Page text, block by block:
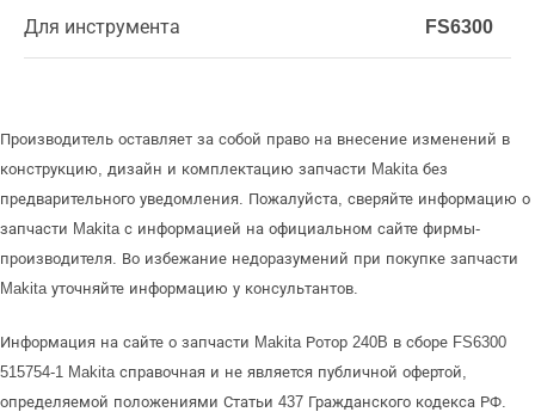
Для инструмента FS6300
Производитель оставляет за собой право на внесение изменений в
конструкцию, дизайн и комплектацию запчасти Makita без
предварительного уведомления. Пожалуйста, сверяйте информацию о
запчасти Makita с информацией на официальном сайте фирмы-
производителя. Во избежание недоразумений при покупке запчасти
Makita уточняйте информацию у консультантов.
Информация на сайте о запчасти Makita Ротор 240B в сборе FS6300
515754-1 Makita справочная и не является публичной офертой,
определяемой положениями Статьи 437 Гражданского кодекса РФ.